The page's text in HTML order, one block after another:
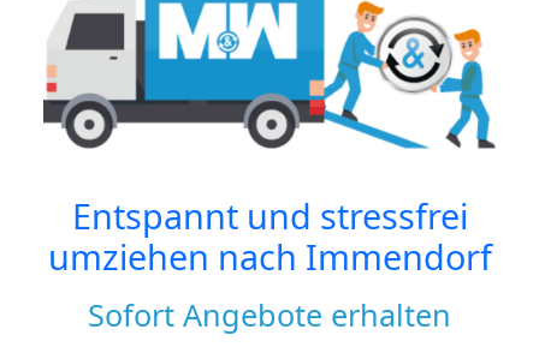
Entspannt und stressfrei
umziehen nach Immendorf
Sofort Angebote erhalten